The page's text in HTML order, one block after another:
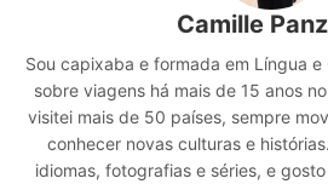
Camille
Sou capixaba e formada em Língua e
sobre viagens há mais de 15 anos
visitei mais de 50 países, sempre
conhecer novas culturas e
idiomas, fotografias e séries, e